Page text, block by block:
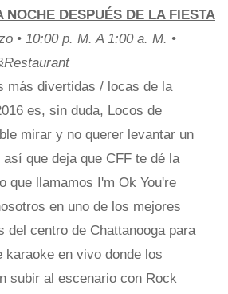
NOCHE DESPUÉS DE LA FIESTA
• 10:00 p. M. A 1:00 a. M. •
más divertidas / locas de la
es, sin duda, Locos de
mirar y no querer levantar un
que deja que CFF te dé la
que llamamos I'm Ok You're
en uno de los mejores
del centro de Chattanooga para
karaoke en vivo donde los
subir al escenario con Rock